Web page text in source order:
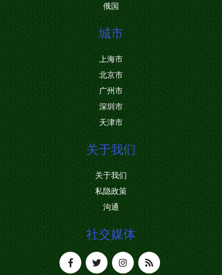
俄国
城市
上海市
北京市
广州市
深圳市
天津市
关于我们
关于我们
私隐政策
沟通
社交媒体